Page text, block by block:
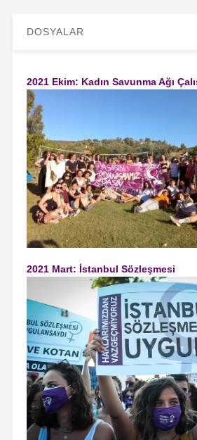
DOSYALAR
2021 Ekim: Kadın Savunma Ağı
2021 Mart: İstanbul Sözleşmesi